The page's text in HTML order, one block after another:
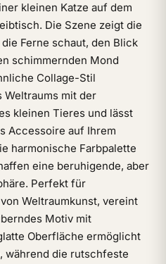
kleinen Katze auf dem
Die Szene zeigt die
Ferne schaut, den Blick
schimmernden Mond
Collage-Stil
Weltraums mit der
kleinen Tieres und lässt
Accessoire auf Ihrem
harmonische Farbpalette
eine beruhigende, aber
Perfekt für
Weltraumkunst, vereint
Motiv mit
Oberfläche ermöglicht
während die rutschfeste